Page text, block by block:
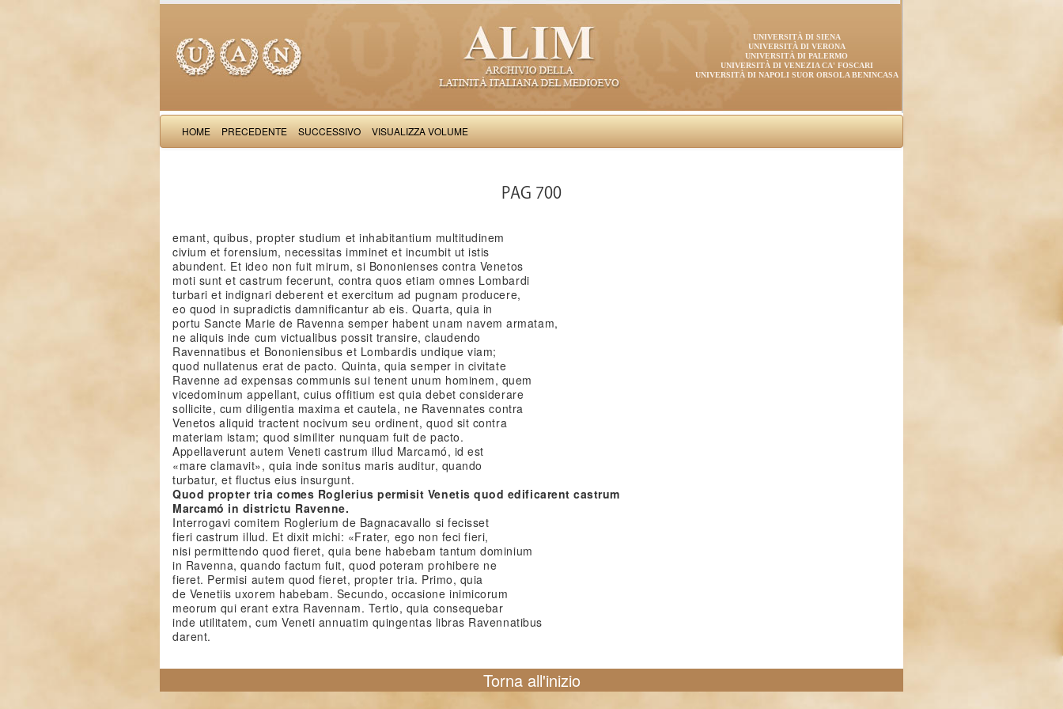
UNIVERSITÀ DI SIENA
UNIVERSITÀ DI VERONA
UNIVERSITÀ DI PALERMO
UNIVERSITÀ DI VENEZIA CA' FOSCARI
UNIVERSITÀ DI NAPOLI SUOR ORSOLA BENINCASA
HOME PRECEDENTE SUCCESSIVO VISUALIZZA VOLUME
PAG 700
emant, quibus, propter studium et inhabitantium multitudinem
civium et forensium, necessitas imminet et incumbit ut istis
abundent. Et ideo non fuit mirum, si Bononienses contra Venetos
moti sunt et castrum fecerunt, contra quos etiam omnes Lombardi
turbari et indignari deberent et exercitum ad pugnam producere,
eo quod in supradictis damnificantur ab eis. Quarta, quia in
portu Sancte Marie de Ravenna semper habent unam navem armatam,
ne aliquis inde cum victualibus possit transire, claudendo
Ravennatibus et Bononiensibus et Lombardis undique viam;
quod nullatenus erat de pacto. Quinta, quia semper in civitate
Ravenne ad expensas communis sui tenent unum hominem, quem
vicedominum appellant, cuius offitium est quia debet considerare
sollicite, cum diligentia maxima et cautela, ne Ravennates contra
Venetos aliquid tractent nocivum seu ordinent, quod sit contra
materiam istam; quod similiter nunquam fuit de pacto.
Appellaverunt autem Veneti castrum illud Marcamó, id est
«mare clamavit», quia inde sonitus maris auditur, quando
turbatur, et fluctus eius insurgunt.
Quod propter tria comes Roglerius permisit Venetis quod edificarent castrum
Marcamó in districtu Ravenne.
Interrogavi comitem Roglerium de Bagnacavallo si fecisset
fieri castrum illud. Et dixit michi: «Frater, ego non feci fieri,
nisi permittendo quod fieret, quia bene habebam tantum dominium
in Ravenna, quando factum fuit, quod poteram prohibere ne
fieret. Permisi autem quod fieret, propter tria. Primo, quia
de Venetiis uxorem habebam. Secundo, occasione inimicorum
meorum qui erant extra Ravennam. Tertio, quia consequebar
inde utilitatem, cum Veneti annuatim quingentas libras Ravennatibus
darent.
Torna all'inizio